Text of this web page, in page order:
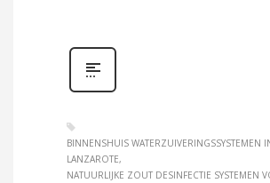
BINNENSHUIS WATERZUIVERINGSSYSTEMEN
LANZAROTE
NATUURLIJKE ZOUT DESINFECTIE SYSTEMEN